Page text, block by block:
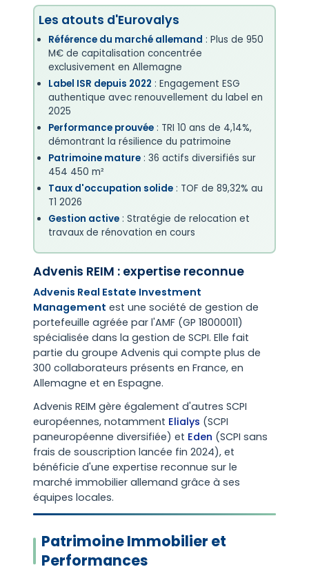
Les atouts d'Eurovalys
Référence du marché allemand : Plus de 950
M€ de capitalisation concentrée
exclusivement en Allemagne
Label ISR depuis 2022 : Engagement ESG
authentique avec renouvellement du label en
2025
Performance prouvée : TRI 10 ans de 4,14%,
démontrant la résilience du patrimoine
Patrimoine mature : 36 actifs diversifiés sur
454 450 m²
Taux d'occupation solide : TOF de 89,32% au
T1 2026
Gestion active : Stratégie de relocation et
travaux de rénovation en cours
Advenis REIM : expertise reconnue
Advenis Real Estate Investment
Management est une société de gestion de
portefeuille agréée par l'AMF (GP 18000011)
spécialisée dans la gestion de SCPI. Elle fait
partie du groupe Advenis qui compte plus de
300 collaborateurs présents en France, en
Allemagne et en Espagne.
Advenis REIM gère également d'autres SCPI
européennes, notamment Elialys (SCPI
paneuropéenne diversifiée) et Eden (SCPI sans
frais de souscription lancée fin 2024), et
bénéficie d'une expertise reconnue sur le
marché immobilier allemand grâce à ses
équipes locales.
Patrimoine Immobilier et
Performances